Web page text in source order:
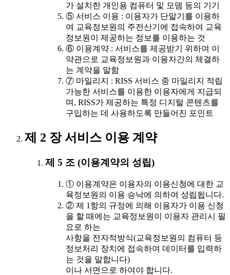
가 설치한 개인용 컴퓨터 및 모뎀 등의 기기
⑤ 서비스 이용 : 이용자가 단말기를 이용하
여 교육정보원의 주전산기에 접속하여 교육
정보원이 제공하는 정보를 이용하는 것
⑥ 이용계약 : 서비스를 제공받기 위하여 이
약관으로 교육정보원과 이용자간의 체결하
는 계약을 말함
⑦ 마일리지 : RISS 서비스 중 마일리지 적립
가능한 서비스를 이용한 이용자에게 지급되
며, RISS가 제공하는 특정 디지털 콘텐츠를
구입하는 데 사용하도록 만들어진 포인트
제 2 장 서비스 이용 계약
제 5 조 (이용계약의 성립)
① 이용계약은 이용자의 이용신청에 대한 교
육정보원의 이용 승낙에 의하여 성립됩니다.
② 제 1항의 규정에 의해 이용자가 이용 신청
을 할 때에는 교육정보원이 이용자 관리시 필
요로 하는
사항을 전자적방식(교육정보원의 컴퓨터 등
정보처리 장치에 접속하여 데이터를 입력하
는 것을 말합니다)
이나 서면으로 하여야 합니다.